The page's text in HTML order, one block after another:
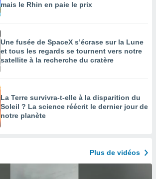
mais le Rhin en paie le prix
Une fusée de SpaceX s’écrase sur la Lune
et tous les regards se tournent vers notre
satellite à la recherche du cratère
La Terre survivra-t-elle à la disparition du
Soleil ? La science réécrit le dernier jour de
notre planète
Plus de vidéos